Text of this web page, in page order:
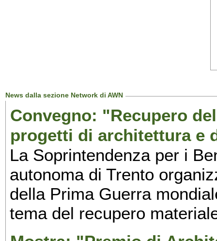
News dalla sezione Network di AWN
Convegno: "Recupero
progetti di architettura e
La Soprintendenza per i
autonoma di Trento
della Prima Guerra
tema del recupero